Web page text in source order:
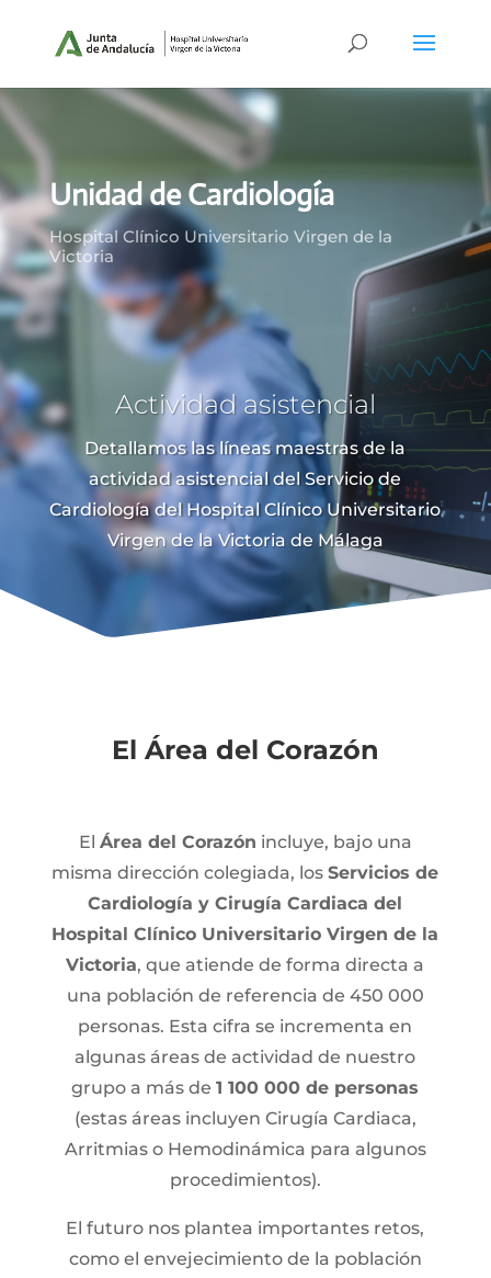
Unidad de Cardiología
Hospital Clínico Universitario Virgen de la
Victoria
Actividad asistencial
Detallamos las líneas maestras de la
actividad asistencial del Servicio de
Cardiología del Hospital Clínico Universitario
Virgen de la Victoria de Málaga
El Área del Corazón
El Área del Corazón incluye, bajo una
misma dirección colegiada, losServicios de
Cardiología y Cirugía Cardiaca del
Hospital Clínico Universitario Virgen de la
Victoria, que atiende de forma directa a
una población de referencia de 450 000
personas. Esta cifra se incrementa en
algunas áreas de actividad de nuestro
grupo a más de1 100 000 de personas
(estas áreas incluyen Cirugía Cardiaca,
Arritmias o Hemodinámica para algunos
procedimientos).
El futuro nos plantea importantes retos,
como el envejecimiento de la población